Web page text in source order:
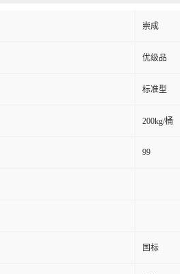
崇成
优级品
标准型
200kg/桶
99
国标